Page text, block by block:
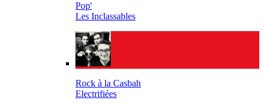
Pop'
Les Inclassables
Rock à la Casbah
Electrifiées